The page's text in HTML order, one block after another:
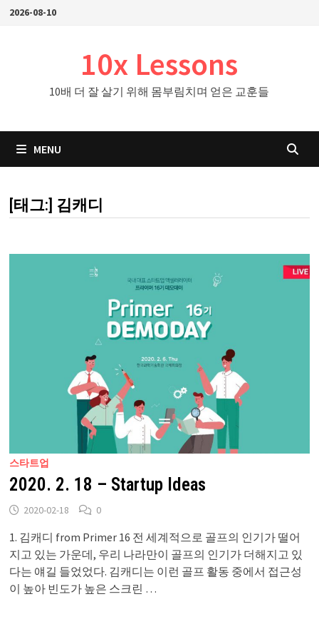
Skip2026-08-10
10x Lessons
10배 더 잘 살기 위해 몸부림치며 얻은 교훈들
MENU
[태그:] 김캐디
스타트업
2020. 2. 18 – Startup Ideas
2020-02-18 0
1. 김캐디 from Primer 16 전 세계적으로 골프의 인기가 떨어
지고 있는 가운데, 우리 나라만이 골프의 인기가 더해지고 있
다는 얘길 들었었다. 김캐디는 이런 골프 활동 중에서 접근성
이 높아 빈도가 높은 스크린 …